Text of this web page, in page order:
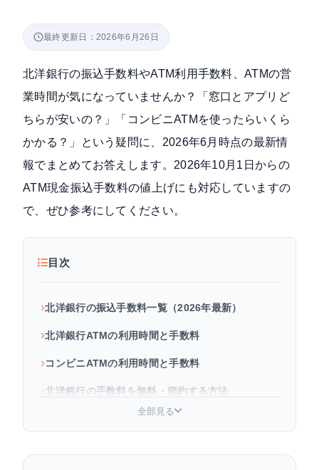
最終更新日：2026年6月26日
北洋銀行の振込手数料やATM利用手数料、ATMの営
業時間が気になっていませんか？「窓口とアプリど
ちらが安いの？」「コンビニATMを使ったらいくら
かかる？」という疑問に、2026年6月時点の最新情
報でまとめてお答えします。2026年10月1日からの
ATM現金振込手数料の値上げにも対応していますの
で、ぜひ参考にしてください。
目次
北洋銀行の振込手数料一覧（2026年最新）
北洋銀行ATMの利用時間と手数料
コンビニATMの利用時間と手数料
北洋銀行の手数料を無料・節約する方法
全部見る